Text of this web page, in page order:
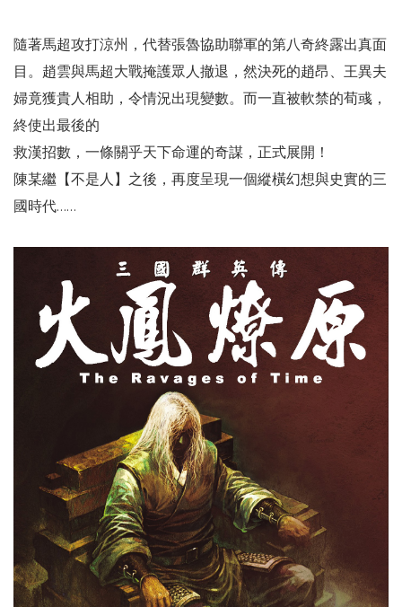
隨著馬超攻打涼州，代替張魯協助聯軍的第八奇終露出真面
目。趙雲與馬超大戰掩護眾人撤退，然決死的趙昂、王異夫
婦竟獲貴人相助，令情況出現變數。而一直被軟禁的荀彧，
終使出最後的
救漢招數，一條關乎天下命運的奇謀，正式展開！
陳某繼【不是人】之後，再度呈現一個縱橫幻想與史實的三
國時代……